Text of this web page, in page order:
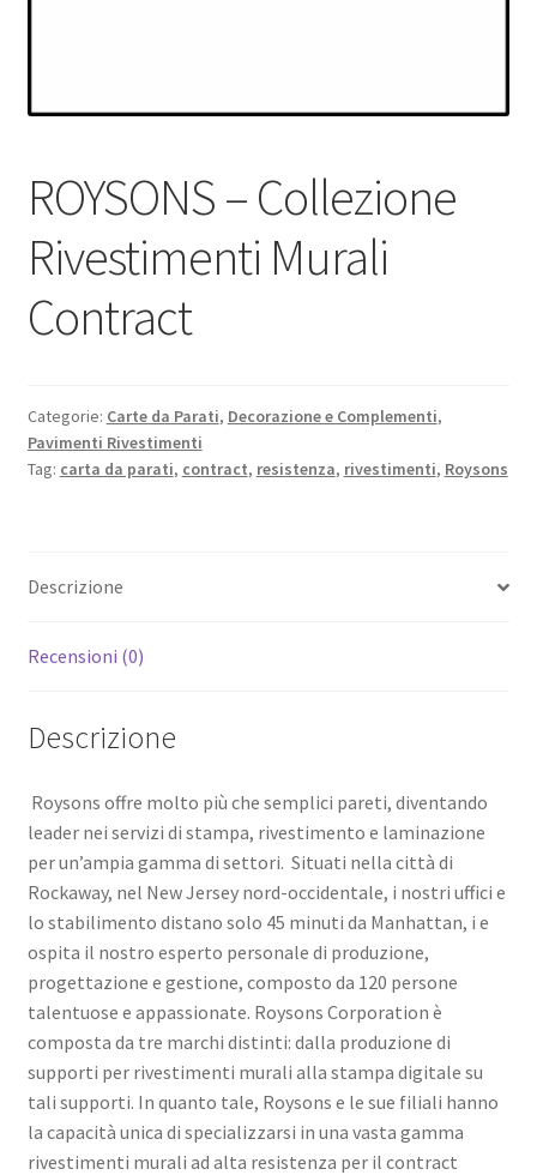
ROYSONS – Collezione
Rivestimenti Murali
Contract
Categorie: Carte da Parati, Decorazione e Complementi,
Pavimenti Rivestimenti
Tag: carta da parati, contract, resistenza, rivestimenti, Roysons
Descrizione
Recensioni (0)
Descrizione
Roysons offre molto più che semplici pareti, diventando
leader nei servizi di stampa, rivestimento e laminazione
per un’ampia gamma di settori. Situati nella città di
Rockaway, nel New Jersey nord-occidentale, i nostri uffici e
lo stabilimento distano solo 45 minuti da Manhattan, i e
ospita il nostro esperto personale di produzione,
progettazione e gestione, composto da 120 persone
talentuose e appassionate. Roysons Corporation è
composta da tre marchi distinti: dalla produzione di
supporti per rivestimenti murali alla stampa digitale su
tali supporti. In quanto tale, Roysons e le sue filiali hanno
la capacità unica di specializzarsi in una vasta gamma
rivestimenti murali ad alta resistenza per il contract